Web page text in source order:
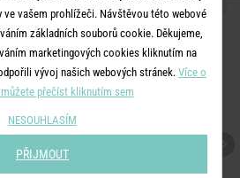
ve vašem prohlížeči. Návštěvou této webové
základních souborů cookie. Děkujeme,
marketingových cookies kliknutím na
vývoj našich webových stránek. Více o
přečíst kliknutím sem
NESOUHLASÍM
PŘIJMOUT